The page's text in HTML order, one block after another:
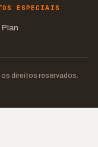
ESPECIAIS
direitos reservados.